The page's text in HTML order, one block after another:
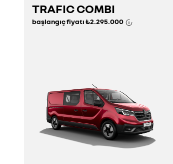
TRAFIC COMBI
başlangıç fiyatı₺2.295.000